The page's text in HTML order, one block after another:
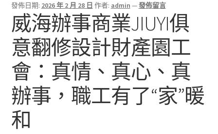
發佈日期: 2026 年 2 月 28 日 作者: admin —發佈留言
威海辦事商業JIUYI俱
意翻修設計財產園工
會：真情、真心、真
辦事，職工有了“家”暖
和